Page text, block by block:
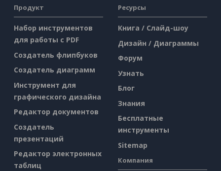
Продукт
Набор инструментов
для работы с PDF
Создатель флипбуков
Создатель диаграмм
Инструмент для
графического дизайна
Редактор документов
Создатель
презентаций
Редактор электронных
таблиц
Ресурсы
Книга / Слайд-шоу
Дизайн / Диаграммы
Форум
Узнать
Блог
Знания
Бесплатные
инструменты
Sitemap
Компания